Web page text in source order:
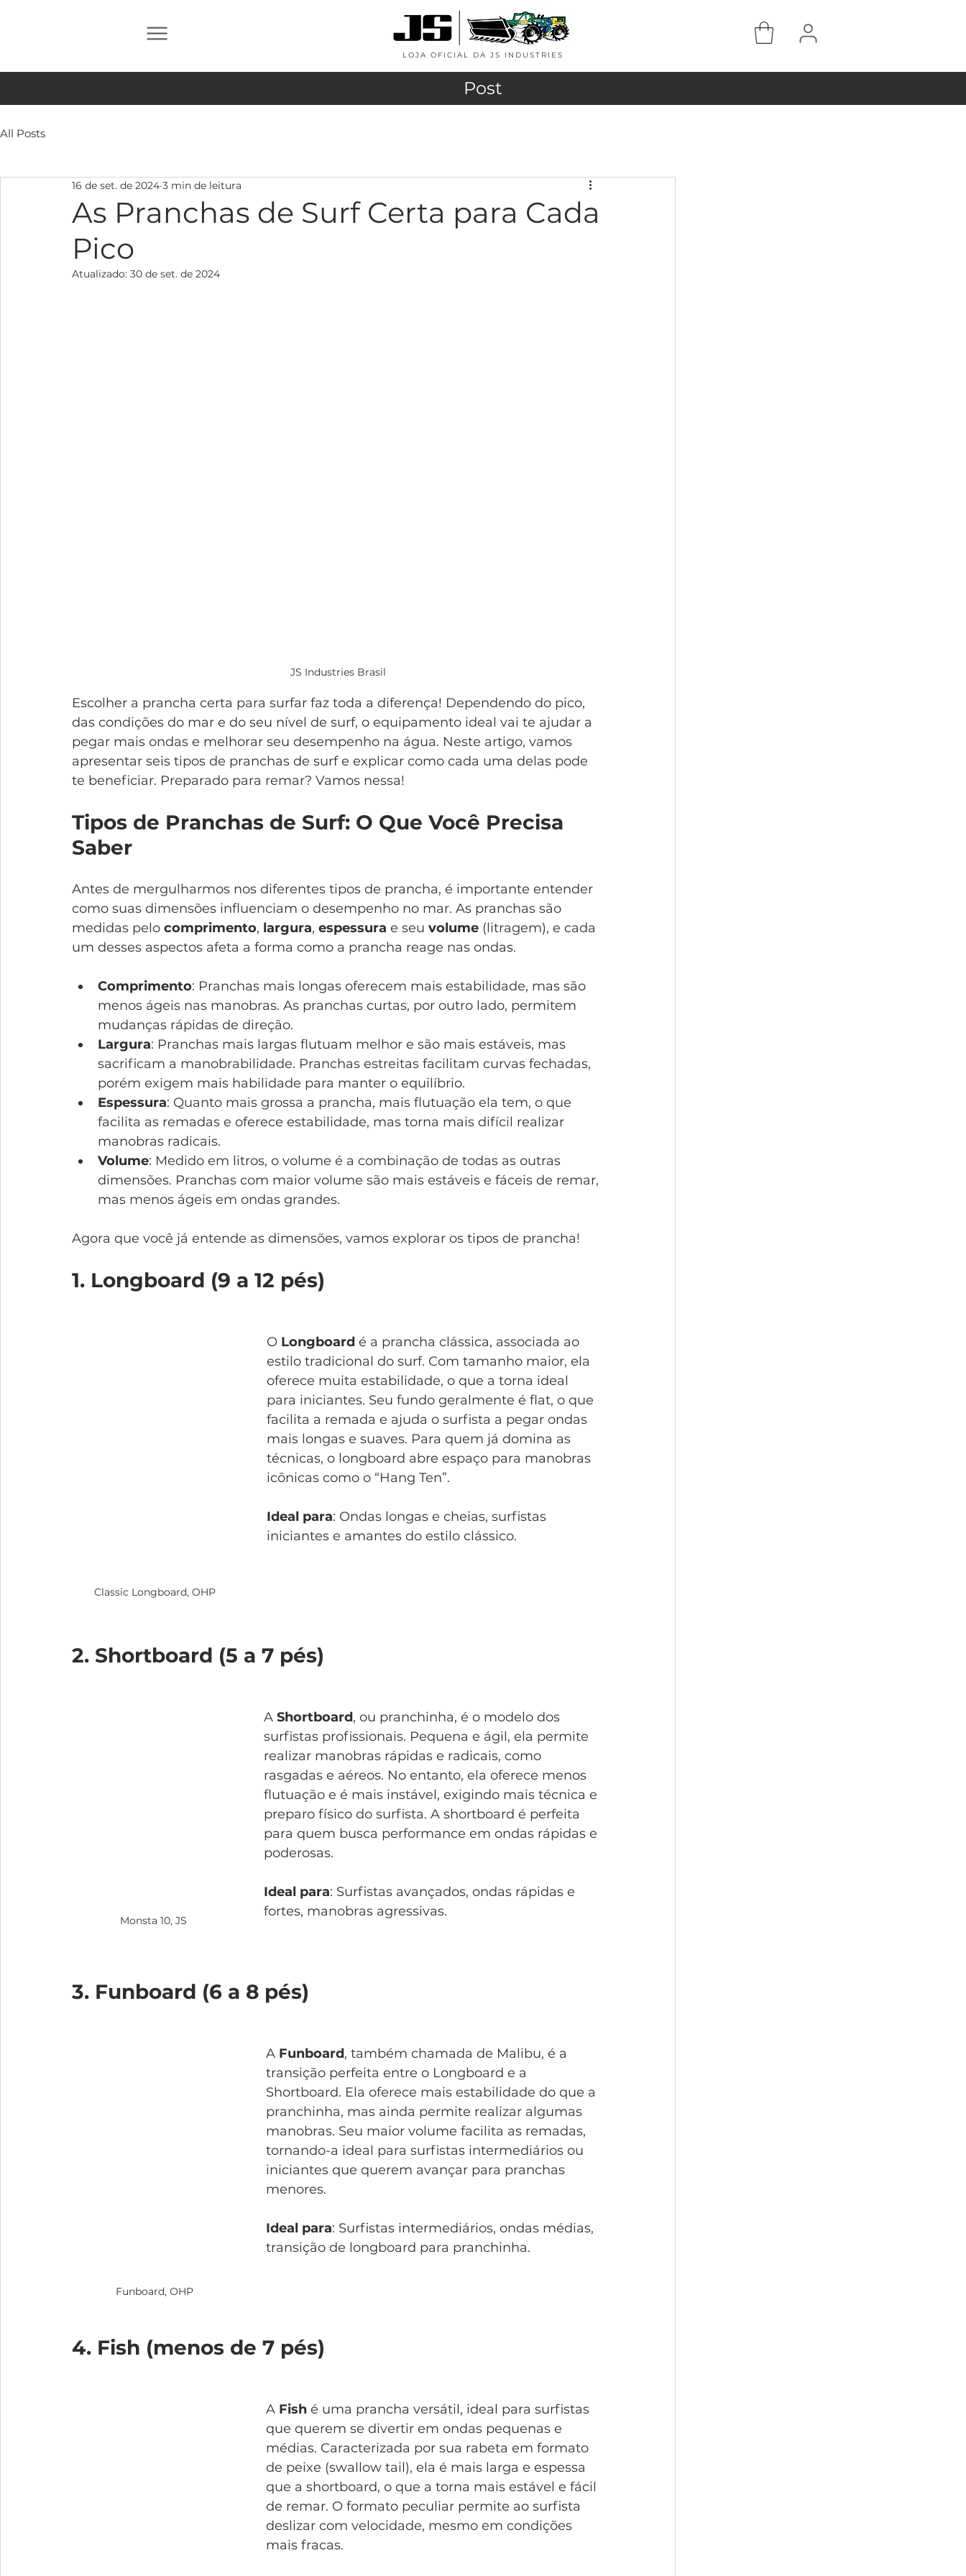
LOJA OFICIAL DA JS INDUSTRIES
Post
All Posts
As Pranchas de Surf Certa para Cada
Pico
16 de set. de 2024 3 min de leitura
Atualizado: 30 de set. de 2024
JS Industries Brasil
Escolher a prancha certa para surfar faz toda a diferença! Dependendo do pico,
das condições do mar e do seu nível de surf, o equipamento ideal vai te ajudar a
pegar mais ondas e melhorar seu desempenho na água. Neste artigo, vamos
apresentar seis tipos de pranchas de surf e explicar como cada uma delas pode
te beneficiar. Preparado para remar? Vamos nessa!
Tipos de Pranchas de Surf: O Que Você Precisa
Saber
Antes de mergulharmos nos diferentes tipos de prancha, é importante entender
como suas dimensões influenciam o desempenho no mar. As pranchas são
medidas pelo comprimento, largura, espessura e seu volume (litragem), e cada
um desses aspectos afeta a forma como a prancha reage nas ondas.
Comprimento: Pranchas mais longas oferecem mais estabilidade, mas são
menos ágeis nas manobras. As pranchas curtas, por outro lado, permitem
mudanças rápidas de direção.
Largura: Pranchas mais largas flutuam melhor e são mais estáveis, mas
sacrificam a manobrabilidade. Pranchas estreitas facilitam curvas fechadas,
porém exigem mais habilidade para manter o equilíbrio.
Espessura: Quanto mais grossa a prancha, mais flutuação ela tem, o que
facilita as remadas e oferece estabilidade, mas torna mais difícil realizar
manobras radicais.
Volume: Medido em litros, o volume é a combinação de todas as outras
dimensões. Pranchas com maior volume são mais estáveis e fáceis de remar,
mas menos ágeis em ondas grandes.
Agora que você já entende as dimensões, vamos explorar os tipos de prancha!
1. Longboard (9 a 12 pés)
Classic Longboard, OHP
O Longboard é a prancha clássica, associada ao
estilo tradicional do surf. Com tamanho maior, ela
oferece muita estabilidade, o que a torna ideal
para iniciantes. Seu fundo geralmente é flat, o que
facilita a remada e ajuda o surfista a pegar ondas
mais longas e suaves. Para quem já domina as
técnicas, o longboard abre espaço para manobras
icônicas como o “Hang Ten”.
Ideal para: Ondas longas e cheias, surfistas
iniciantes e amantes do estilo clássico.
2. Shortboard (5 a 7 pés)
Monsta 10, JS
A Shortboard, ou pranchinha, é o modelo dos
surfistas profissionais. Pequena e ágil, ela permite
realizar manobras rápidas e radicais, como
rasgadas e aéreos. No entanto, ela oferece menos
flutuação e é mais instável, exigindo mais técnica e
preparo físico do surfista. A shortboard é perfeita
para quem busca performance em ondas rápidas e
poderosas.
Ideal para: Surfistas avançados, ondas rápidas e
fortes, manobras agressivas.
3. Funboard (6 a 8 pés)
Funboard, OHP
A Funboard, também chamada de Malibu, é a
transição perfeita entre o Longboard e a
Shortboard. Ela oferece mais estabilidade do que a
pranchinha, mas ainda permite realizar algumas
manobras. Seu maior volume facilita as remadas,
tornando-a ideal para surfistas intermediários ou
iniciantes que querem avançar para pranchas
menores.
Ideal para: Surfistas intermediários, ondas médias,
transição de longboard para pranchinha.
4. Fish (menos de 7 pés)
A Fish é uma prancha versátil, ideal para surfistas
que querem se divertir em ondas pequenas e
médias. Caracterizada por sua rabeta em formato
de peixe (swallow tail), ela é mais larga e espessa
que a shortboard, o que a torna mais estável e fácil
de remar. O formato peculiar permite ao surfista
deslizar com velocidade, mesmo em condições
mais fracas.